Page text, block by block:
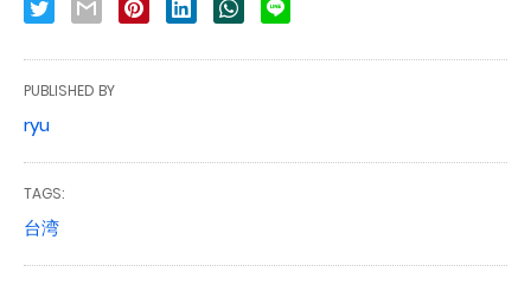
PUBLISHED BY
ryu
TAGS:
台湾